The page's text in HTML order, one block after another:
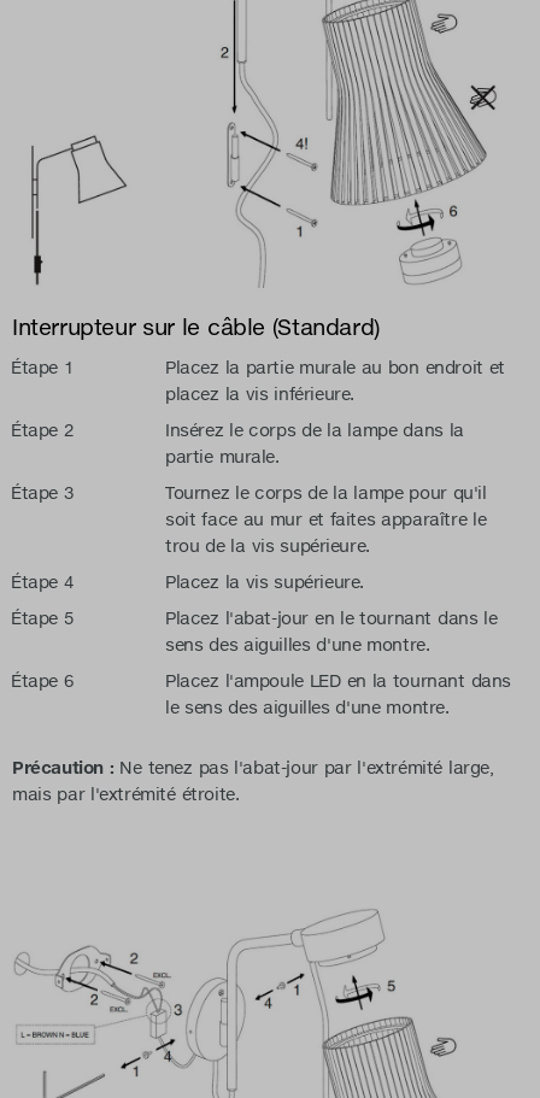
Interrupteur sur le câble (Standard)
Étape 1
Placez la partie murale au bon endroit et
placez la vis inférieure.
Étape 2
Insérez le corps de la lampe dans la
partie murale.
Étape 3
Tournez le corps de la lampe pour qu'il
soit face au mur et faites apparaître le
trou de la vis supérieure.
Étape 4
Placez la vis supérieure.
Étape 5
Placez l'abat-jour en le tournant dans le
sens des aiguilles d'une montre.
Étape 6
Placez l'ampoule LED en la tournant dans
le sens des aiguilles d'une montre.
Précaution : Ne tenez pas l'abat-jour par l'extrémité large,
mais par l'extrémité étroite.